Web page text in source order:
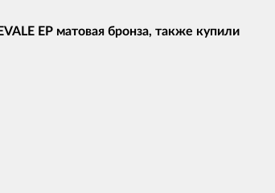
EP матовая бронза, также купили